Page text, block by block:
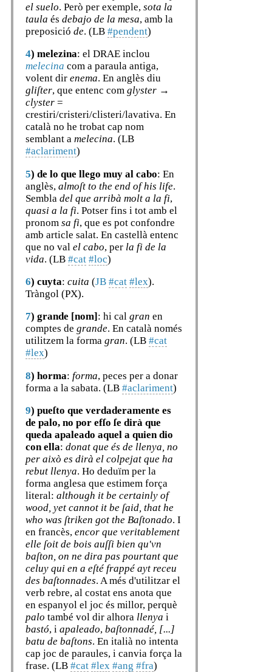
el suelo. Però per exemple, sota la
taula és debajo de la mesa, amb la
preposició de. (LB #pendent)
4) melezina: el DRAE inclou
melecina com a paraula antiga,
volent dir enema. En anglès diu
gliſter, que entenc com glyster →
clyster =
crestiri/cristeri/clisteri/lavativa. En
català no he trobat cap nom
semblant a melecina. (LB
#aclariment)
5) de lo que llego muy al cabo: En
anglès, almoſt to the end of his life.
Sembla del que arribà molt a la fi,
quasi a la fi. Potser fins i tot amb el
pronom sa fi, que es pot confondre
amb article salat. En castellà entenc
que no val el cabo, per la fi de la
vida. (LB #cat #loc)
6) cuyta: cuita (JB #cat #lex).
Tràngol (PX).
7) grande [nom] : hi cal gran en
comptes de grande. En català només
utilitzem la forma gran. (LB #cat
#lex)
8) horma: forma, peces per a donar
forma a la sabata. (LB #aclariment)
9) pueſto que verdaderamente es
de palo, no por efſo ſe dirà que
queda apaleado aquel a quien dio
con ella: donat que és de llenya, no
per això es dirà el colpejat que ha
rebut llenya. Ho deduïm per la
forma anglesa que estimem força
literal: although it be certainly of
wood, yet cannot it be ſaid, that he
who was ſtriken got the Baſtonado. I
en francès, encor que veritablement
elle ſoit de bois auſſi bien qu'vn
baſton, on ne dira pas pourtant que
celuy qui en a eſté frappé ayt receu
des baſtonnades. A més d'utilitzar el
verb rebre, al costat ens anota que
en espanyol el joc és millor, perquè
palo també vol dir alhora llenya i
bastó, i apaleado, baſtonnadé, [...]
batu de baſtons. En italià no intenta
cap joc de paraules, i canvia força la
frase. (LB #cat #lex #ang #fra)